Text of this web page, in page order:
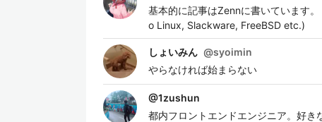
基本的に記事はZennに書いています
o Linux, Slackware, FreeBSD etc.)
しょいみん @syoimin
やらなければ始まらない
@1zushun
都内フロントエンドエンジニア。好き